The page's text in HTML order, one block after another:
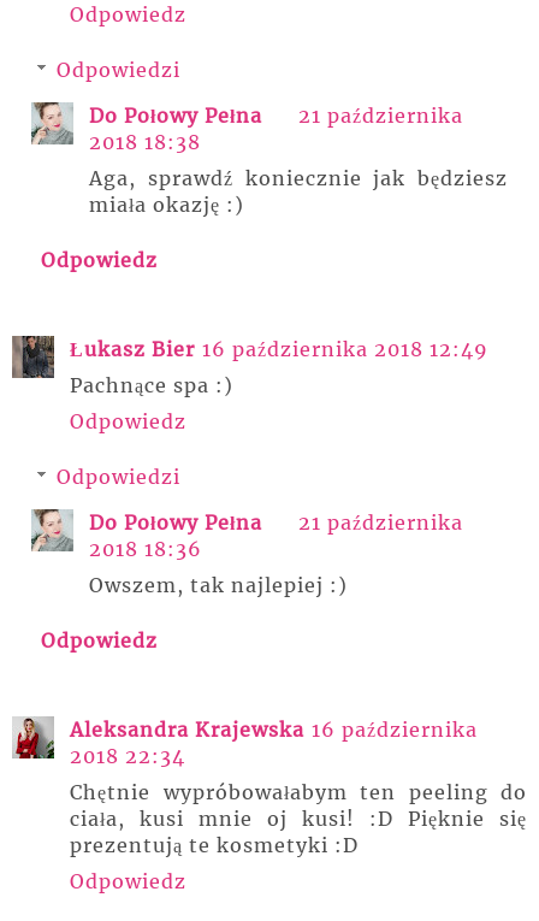
Odpowiedz
Odpowiedzi
Do Połowy Pełna
21 października
2018 18:38
Aga, sprawdź koniecznie jak będziesz
miała okazję :)
Odpowiedz
Łukasz Bier 16 października 2018 12:49
Pachnące spa :)
Odpowiedz
Odpowiedzi
Do Połowy Pełna
21 października
2018 18:36
Owszem, tak najlepiej :)
Odpowiedz
Aleksandra Krajewska 16 października
2018 22:34
Chętnie wypróbowałabym ten peeling do
ciała, kusi mnie oj kusi! :D Pięknie się
prezentują te kosmetyki :D
Odpowiedz